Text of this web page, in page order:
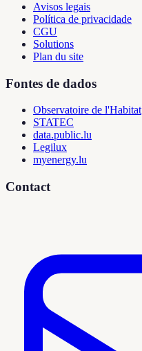
Avisos legais
Política de privacidade
CGU
Solutions
Plan du site
Fontes de dados
Observatoire de l'Habitat
STATEC
data.public.lu
Legilux
myenergy.lu
Contact